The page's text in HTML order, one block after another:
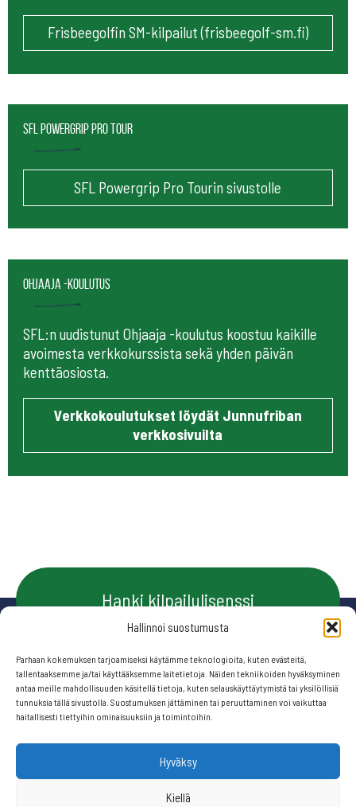
Hallinnoi suostumusta
Parhaan kokemuksen tarjoamiseksi käytämme teknologioita, kuten evästeitä,
tallentaaksemme ja/tai käyttääksemme laitetietoja. Näiden tekniikoiden hyväksyminen
antaa meille mahdollisuuden käsitellä tietoja, kuten selauskäyttäytymistä tai yksilöllisiä
tunnuksia tällä sivustolla. Suostumuksen jättäminen tai peruuttaminen voi vaikuttaa
haitallisesti tiettyihin ominaisuuksiin ja toimintoihin.
Hyväksy
Kiellä
Frisbeegolfin SM-kilpailut (frisbeegolf-sm.fi)
SFL Powergrip Pro Tour
SFL Powergrip Pro Tourin sivustolle
Ohjaaja -koulutus
SFL:n uudistunut Ohjaaja -koulutus koostuu kaikille
avoimesta verkkokurssista sekä yhden päivän
kenttäosiosta.
Verkkokoulutukset löydät Junnufriban
verkkosivuilta
Hanki kilpailulisenssi
Ota yhteyttä
Seuraa meitä:
© 2026 Suomen frisbeegolfliitto.